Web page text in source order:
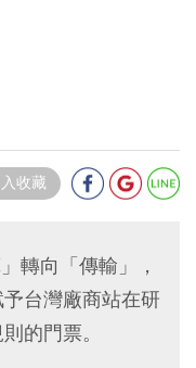
收藏
轉向「傳輸」，
台灣廠商站在研
的門票。